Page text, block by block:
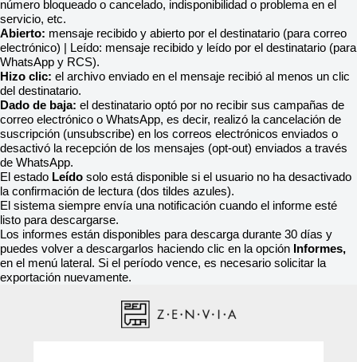
número bloqueado o cancelado, indisponibilidad o problema en el
servicio, etc.
Abierto: mensaje recibido y abierto por el destinatario (para correo
electrónico) | Leído: mensaje recibido y leído por el destinatario (para
WhatsApp y RCS).
Hizo clic: el archivo enviado en el mensaje recibió al menos un clic
del destinatario.
Dado de baja: el destinatario optó por no recibir sus campañas de
correo electrónico o WhatsApp, es decir, realizó la cancelación de
suscripción (unsubscribe) en los correos electrónicos enviados o
desactivó la recepción de los mensajes (opt-out) enviados a través
de WhatsApp.
El estado Leído solo está disponible si el usuario no ha desactivado
la confirmación de lectura (dos tildes azules).
El sistema siempre envía una notificación cuando el informe esté
listo para descargarse.
Los informes están disponibles para descarga durante 30 días y
puedes volver a descargarlos haciendo clic en la opción Informes,
en el menú lateral. Si el período vence, es necesario solicitar la
exportación nuevamente.